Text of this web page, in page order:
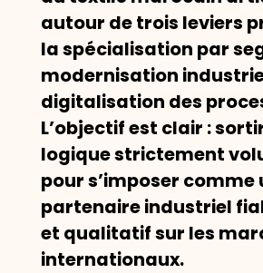
autour de trois leviers
la spécialisation par
modernisation
digitalisation des
L’objectif est clair :
logique strictement
pour s’imposer comme
partenaire industriel
et qualitatif sur les
internationaux.